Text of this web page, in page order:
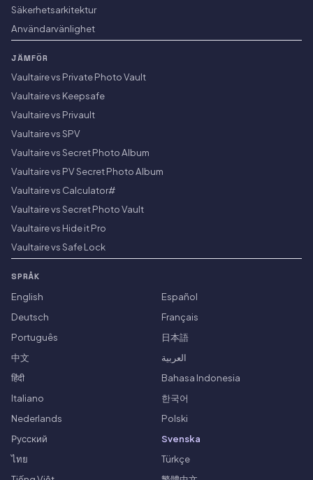
Säkerhetsarkitektur
Användarvänlighet
JÄMFÖR
Vaultaire vs Private Photo Vault
Vaultaire vs Keepsafe
Vaultaire vs Privault
Vaultaire vs SPV
Vaultaire vs Secret Photo Album
Vaultaire vs PV Secret Photo Album
Vaultaire vs Calculator#
Vaultaire vs Secret Photo Vault
Vaultaire vs Hide it Pro
Vaultaire vs Safe Lock
SPRÅK
English
Español
Deutsch
Français
Português
日本語
中文
العربية
हिंदी
Bahasa Indonesia
Italiano
한국어
Nederlands
Polski
Русский
Svenska
ไทย
Türkçe